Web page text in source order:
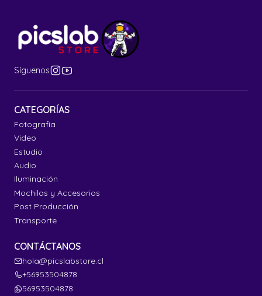
Síguenos
CATEGORÍAS
Fotografía
Video
Estudio
Audio
Iluminación
Mochilas y Accesorios
Post Producción
Transporte
CONTÁCTANOS
hola@picslabstore.cl
+56953504878
56953504878